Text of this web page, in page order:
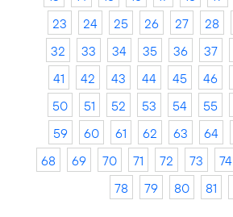
23
24 25 26 27 28
32
33 34 35 36 37
41
42 43 44 45 46
50
51 52 53 54 55
59
60 61 62 63 64
68
69 70 71 72 73 74
78
79 80 81